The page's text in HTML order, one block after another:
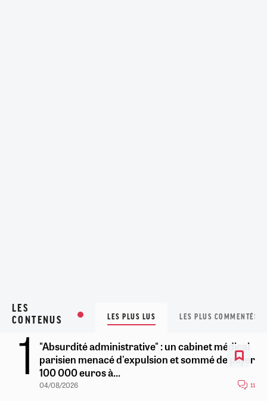
LES
CONTENUS
LES PLUS LUS LES PLUS COMMENTÉS
"Absurdité administrative" : un cabinet médical
parisien menacé d'expulsion et sommé de payer
100 000 euros à...
04/08/2026 11